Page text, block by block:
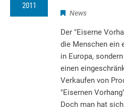
2011
News
Der "Eiserne
die Menschen ein
in Europa,
einen
Verkaufen von
"Eisernen
Doch man hat